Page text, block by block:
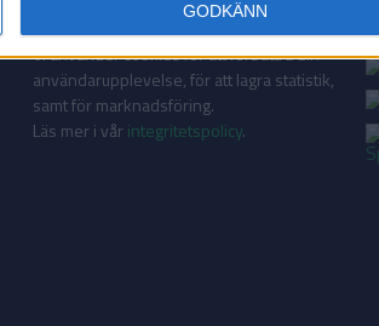
GODKÄNN
INTEGRITETSPOLICY
Vi använder cookies för att förbättra din
användarupplevelse, för att lagra statistik,
samt för marknadsföring.
Läs mer i vår integritetspolicy.